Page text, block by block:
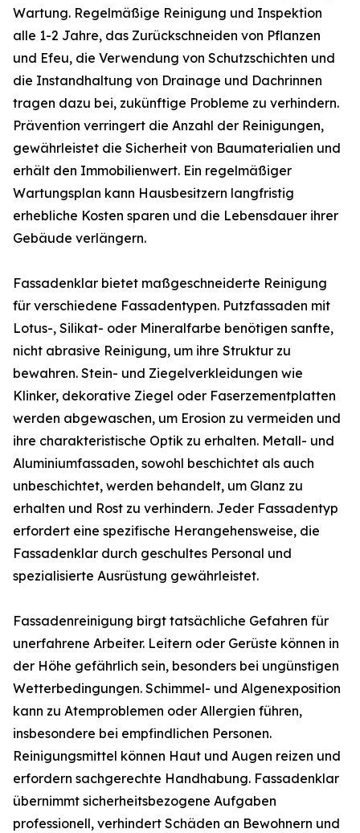
Wartung. Regelmäßige Reinigung und Inspektion
alle 1-2 Jahre, das Zurückschneiden von Pflanzen
und Efeu, die Verwendung von Schutzschichten und
die Instandhaltung von Drainage und Dachrinnen
tragen dazu bei, zukünftige Probleme zu verhindern.
Prävention verringert die Anzahl der Reinigungen,
gewährleistet die Sicherheit von Baumaterialien und
erhält den Immobilienwert. Ein regelmäßiger
Wartungsplan kann Hausbesitzern langfristig
erhebliche Kosten sparen und die Lebensdauer ihrer
Gebäude verlängern.
Fassadenklar bietet maßgeschneiderte Reinigung
für verschiedene Fassadentypen. Putzfassaden mit
Lotus-, Silikat- oder Mineralfarbe benötigen sanfte,
nicht abrasive Reinigung, um ihre Struktur zu
bewahren. Stein- und Ziegelverkleidungen wie
Klinker, dekorative Ziegel oder Faserzementplatten
werden abgewaschen, um Erosion zu vermeiden und
ihre charakteristische Optik zu erhalten. Metall- und
Aluminiumfassaden, sowohl beschichtet als auch
unbeschichtet, werden behandelt, um Glanz zu
erhalten und Rost zu verhindern. Jeder Fassadentyp
erfordert eine spezifische Herangehensweise, die
Fassadenklar durch geschultes Personal und
spezialisierte Ausrüstung gewährleistet.
Fassadenreinigung birgt tatsächliche Gefahren für
unerfahrene Arbeiter. Leitern oder Gerüste können in
der Höhe gefährlich sein, besonders bei ungünstigen
Wetterbedingungen. Schimmel- und Algenexposition
kann zu Atemproblemen oder Allergien führen,
insbesondere bei empfindlichen Personen.
Reinigungsmittel können Haut und Augen reizen und
erfordern sachgerechte Handhabung. Fassadenklar
übernimmt sicherheitsbezogene Aufgaben
professionell, verhindert Schäden an Bewohnern und